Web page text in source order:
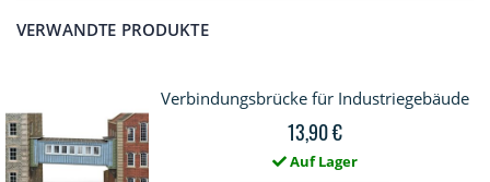
VERWANDTE PRODUKTE
Verbindungsbrücke für Industriegebäude
13,90 €
Auf Lager